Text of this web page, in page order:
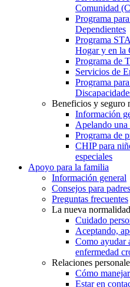
Comunidad
Programa
Dependientes
Programa
Hogar y en la
Programa de
Servicios de
Programa
Beneficios y seguro
Información
Apelando
Programa de
CHIP para
especiales
Apoyo para la familia
Información general
Consejos para
Preguntas frecuentes
La nueva normalidad
Cuidado
Aceptando,
Como ayudar
enfermedad
Relaciones
Cómo
Estar en